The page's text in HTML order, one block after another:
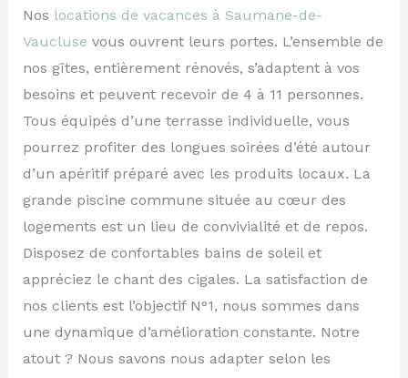
Nos locations de vacances à Saumane-de-
Vaucluse vous ouvrent leurs portes. L’ensemble de
nos gîtes, entièrement rénovés, s’adaptent à vos
besoins et peuvent recevoir de 4 à 11 personnes.
Tous équipés d’une terrasse individuelle, vous
pourrez profiter des longues soirées d’été autour
d’un apéritif préparé avec les produits locaux. La
grande piscine commune située au cœur des
logements est un lieu de convivialité et de repos.
Disposez de confortables bains de soleil et
appréciez le chant des cigales. La satisfaction de
nos clients est l’objectif N°1, nous sommes dans
une dynamique d’amélioration constante. Notre
atout ? Nous savons nous adapter selon les